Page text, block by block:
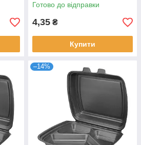
Готово до відправки
4,35 ₴
Купити
–14%